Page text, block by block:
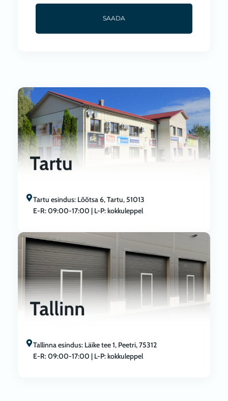
SAADA
Tartu esindus: Lõõtsa 6, Tartu, 51013
E-R: 09:00-17:00 | L-P: kokkuleppel
Tallinna esindus: Läike tee 1, Peetri, 75312
E-R: 09:00-17:00 | L-P: kokkuleppel